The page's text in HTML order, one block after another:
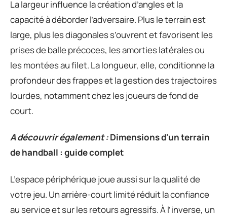
La largeur influence la création d’angles et la
capacité à déborder l’adversaire. Plus le terrain est
large, plus les diagonales s’ouvrent et favorisent les
prises de balle précoces, les amorties latérales ou
les montées au filet. La longueur, elle, conditionne la
profondeur des frappes et la gestion des trajectoires
lourdes, notamment chez les joueurs de fond de
court.
A découvrir également :Dimensions d'un terrain
de handball : guide complet
L’espace périphérique joue aussi sur la qualité de
votre jeu. Un arrière-court limité réduit la confiance
au service et sur les retours agressifs. À l’inverse, un